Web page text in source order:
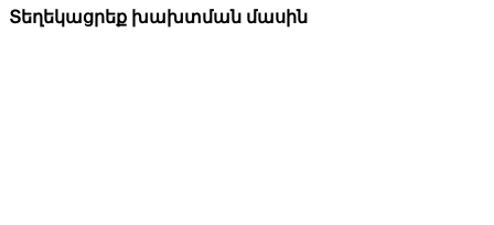
Տեղեկացրեք խախտման մասին